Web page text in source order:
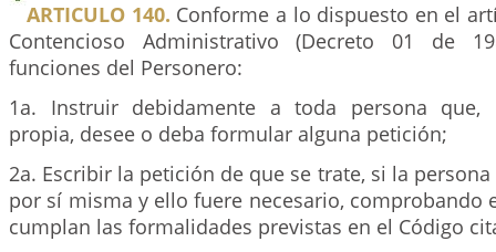
ARTICULO 140. Conforme a lo dispuesto en el
Contencioso Administrativo (Decreto 01 de
funciones del Personero:
1a. Instruir debidamente a toda persona que,
propia, desee o deba formular alguna petición;
2a. Escribir la petición de que se trate, si la
por sí misma y ello fuere necesario, comprobando
cumplan las formalidades previstas en el Código